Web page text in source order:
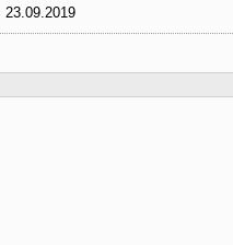
23.09.2019